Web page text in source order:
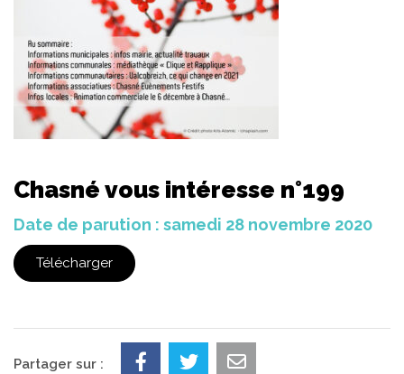
Chasné vous intéresse n°199
Date de parution : samedi 28 novembre 2020
Télécharger
Partager sur :